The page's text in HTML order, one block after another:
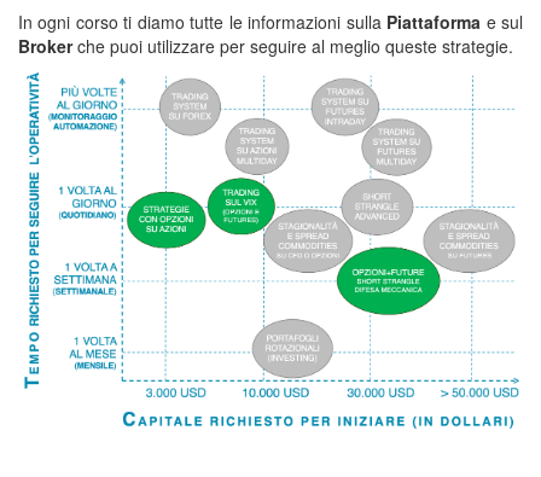
In ogni corso ti diamo tutte le informazioni sulla Piattaforma e sul
Brokerche puoi utilizzare per seguire al meglio queste strategie.